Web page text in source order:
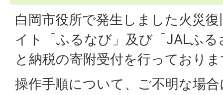
白岡市役所で発生しました火災
イト「ふるなび」及び「JALふ
と納税の寄附受付を行っており
操作手順について、ご不明な場